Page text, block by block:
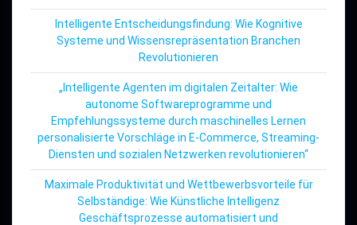
Intelligente Entscheidungsfindung: Wie Kognitive
Systeme und Wissensrepräsentation Branchen
Revolutionieren
„Intelligente Agenten im digitalen Zeitalter: Wie
autonome Softwareprogramme und
Empfehlungssysteme durch maschinelles Lernen
personalisierte Vorschläge in E-Commerce, Streaming-
Diensten und sozialen Netzwerken revolutionieren“
Maximale Produktivität und Wettbewerbsvorteile für
Selbständige: Wie Künstliche Intelligenz
Geschäftsprozesse automatisiert und